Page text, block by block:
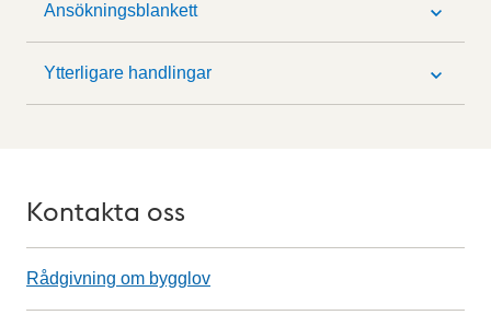
Ansökningsblankett
Ytterligare handlingar
Kontakta oss
Rådgivning om bygglov